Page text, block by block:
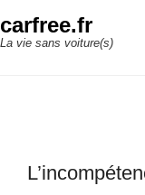
carfree.fr
La vie sans voiture(s)